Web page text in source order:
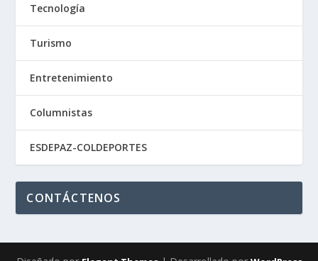
Tecnología
Turismo
Entretenimiento
Columnistas
ESDEPAZ-COLDEPORTES
CONTÁCTENOS